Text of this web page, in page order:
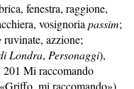
fenestra, raggione,
vosignoriapassim;
ruvinate, azzione;
Londra, Personaggi),
201 Mi raccomando
mi raccomando»),